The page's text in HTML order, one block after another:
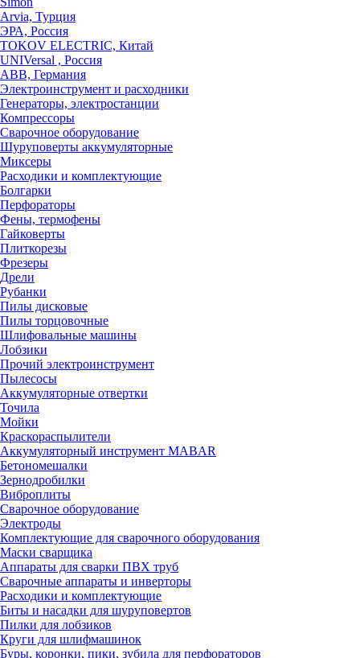
Arvia, Турция
ЭРА, Россия
TOKOV ELECTRIC, Китай
UNIVersal , Россия
ABB, Германия
Электроинструмент и расходники
Генераторы, электростанции
Компрессоры
Сварочное оборудование
Шуруповерты аккумуляторные
Миксеры
Расходики и комплектующие
Болгарки
Перфораторы
Фены, термофены
Гайковерты
Плиткорезы
Фрезеры
Дрели
Рубанки
Пилы дисковые
Пилы торцовочные
Шлифовальные машины
Лобзики
Прочий электроинструмент
Пылесосы
Аккумуляторные отвертки
Точила
Мойки
Краскораспылители
Аккумуляторный инструмент MABAR
Бетономешалки
Зернодробилки
Виброплиты
Сварочное оборудование
Электроды
Комплектующие для сварочного оборудования
Маски сварщика
Аппараты для сварки ПВХ труб
Сварочные аппараты и инверторы
Расходики и комплектующие
Биты и насадки для шуруповертов
Пилки для лобзиков
Круги для шлифмашинок
Буры, коронки, пики, зубила для перфораторов